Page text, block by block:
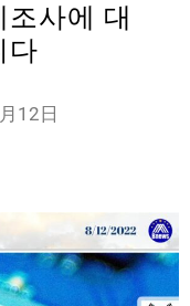
사에 대
다
12日